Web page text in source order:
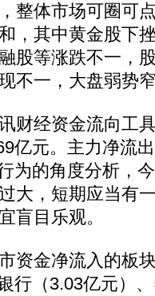
整体市场可圈可
，其中黄金股下
股等涨跌不一，
不一，大盘弱势
经资金流向工
亿元。主力净流
为的角度分析，
大，短期应当有
盲目乐观。
金净流入的板
行（3.03亿元）